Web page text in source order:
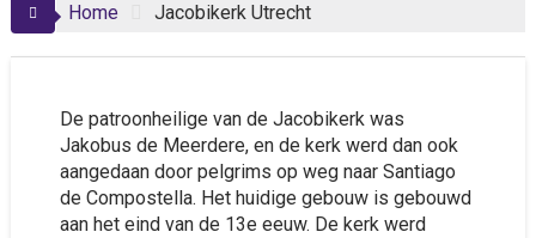
Home Jacobikerk Utrecht
De patroonheilige van de Jacobikerk was
Jakobus de Meerdere, en de kerk werd dan ook
aangedaan door pelgrims op weg naar Santiago
de Compostella. Het huidige gebouw is gebouwd
aan het eind van de 13e eeuw. De kerk werd